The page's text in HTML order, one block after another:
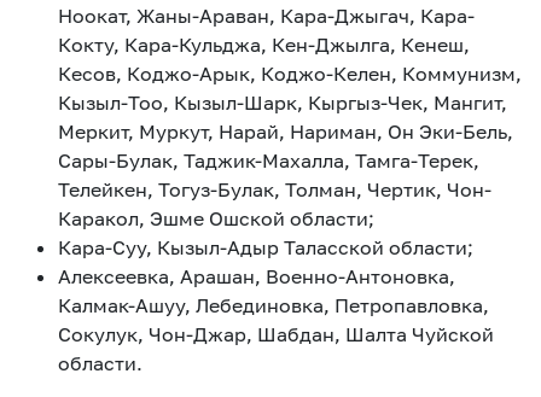
Ноокат, Жаны-Араван, Кара-Джыгач, Кара-
Кокту, Кара-Кульджа, Кен-Джылга, Кенеш,
Кесов, Коджо-Арык, Коджо-Келен, Коммунизм,
Кызыл-Тоо, Кызыл-Шарк, Кыргыз-Чек, Мангит,
Меркит, Муркут, Нарай, Нариман, Он Эки-Бель,
Сары-Булак, Таджик-Махалла, Тамга-Терек,
Телейкен, Тогуз-Булак, Толман, Чертик, Чон-
Каракол, Эшме Ошской области;
Кара-Суу, Кызыл-Адыр Таласской области;
Алексеевка, Арашан, Военно-Антоновка,
Калмак-Ашуу, Лебединовка, Петропавловка,
Сокулук, Чон-Джар, Шабдан, Шалта Чуйской
области.